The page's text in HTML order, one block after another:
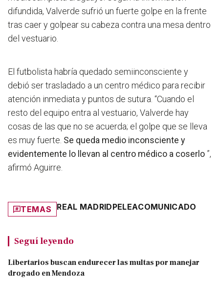
difundida, Valverde sufrió un fuerte golpe en la frente
tras caer y golpear su cabeza contra una mesa dentro
del vestuario.
El futbolista habría quedado semiinconsciente y
debió ser trasladado a un centro médico para recibir
atención inmediata y puntos de sutura. “Cuando el
resto del equipo entra al vestuario, Valverde hay
cosas de las que no se acuerda; el golpe que se lleva
es muy fuerte. Se queda medio inconsciente y
evidentemente lo llevan al centro médico a coserlo ”,
afirmó Aguirre.
TEMAS REAL MADRIDPELEACOMUNICADO
Seguí leyendo
Libertarios buscan endurecer las multas por manejar
drogado en Mendoza